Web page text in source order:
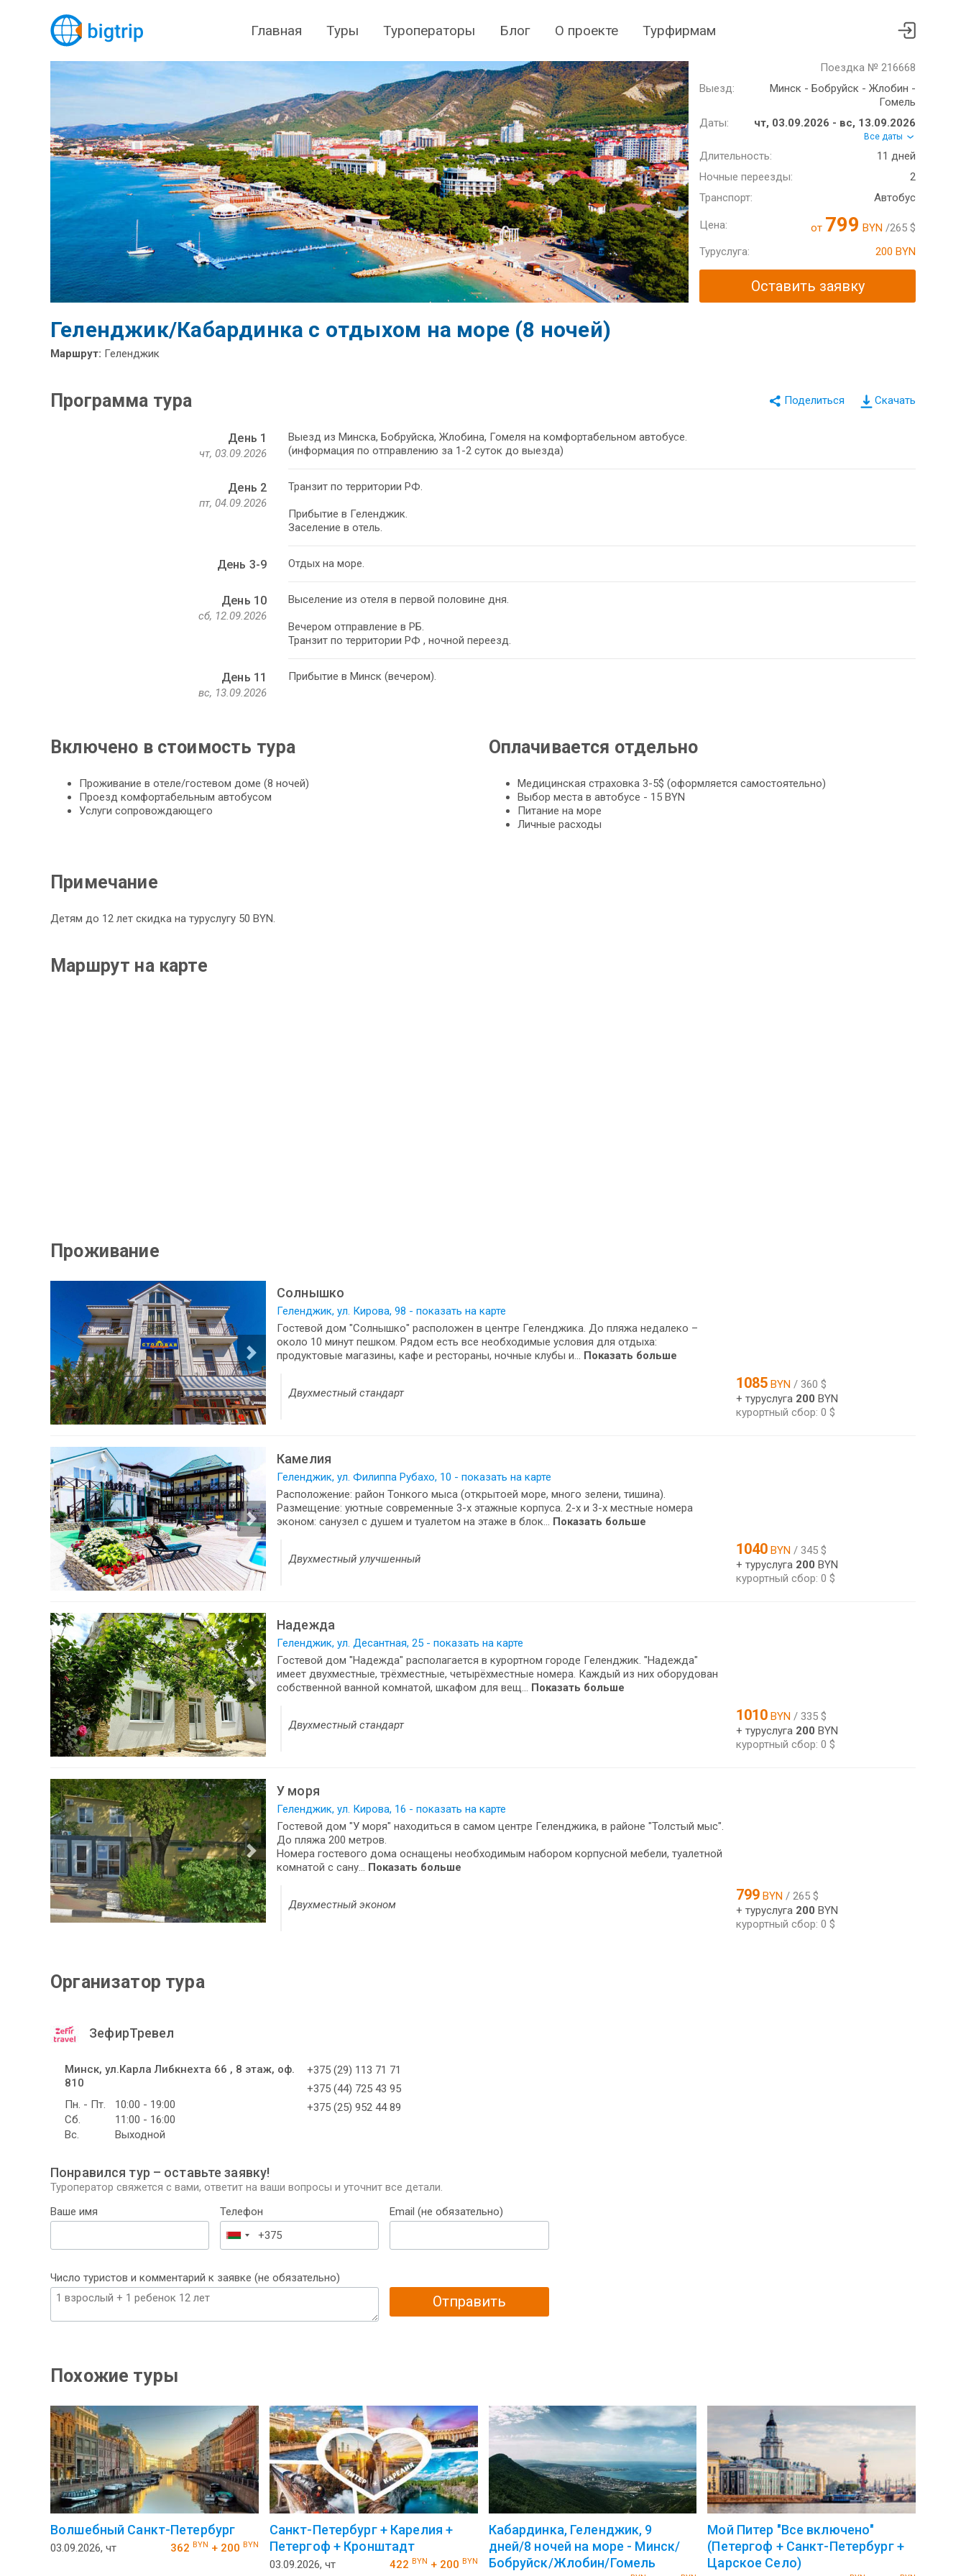
Главная Туры Туроператоры Блог О проекте Турфирмам
Поездка № 216668
Выезд:
Минск - Бобруйск - Жлобин -
Гомель
Даты:
чт, 03.09.2026 - вс, 13.09.2026
Все даты
Длительность:
11 дней
Ночные переезды:
2
Транспорт:
Автобус
Цена: от 799 BYN /265 $
Туруслуга:
200 BYN
Оставить заявку
Геленджик/Кабардинка с отдыхом на море (8 ночей)
Маршрут: Геленджик
Скачать
Программа тура
День 1
чт, 03.09.2026
Выезд из Минска, Бобруйска, Жлобина, Гомеля на комфортабельном автобусе.
(информация по отправлению за 1-2 суток до выезда)
День 2
пт, 04.09.2026
Транзит по территории РФ.
Прибытие в Геленджик.
Заселение в отель.
День 3-9 Отдых на море.
День 10
сб, 12.09.2026
Выселение из отеля в первой половине дня.
Вечером отправление в РБ.
Транзит по территории РФ , ночной переезд.
День 11
вс, 13.09.2026
Прибытие в Минск (вечером).
Включено в стоимость тура
Проживание в отеле/гостевом доме (8 ночей)
Проезд комфортабельным автобусом
Услуги сопровождающего
Оплачивается отдельно
Медицинская страховка 3-5$ (оформляется самостоятельно)
Выбор места в автобусе - 15 BYN
Питание на море
Личные расходы
Примечание
Детям до 12 лет скидка на туруслугу 50 BYN.
Маршрут на карте
Проживание
Солнышко
Геленджик, ул. Кирова, 98 - показать на карте
Гостевой дом "Солнышко" расположен в центре Геленджика. До пляжа недалеко –
около 10 минут пешком. Рядом есть все необходимые условия для отдыха:
продуктовые магазины, кафе и рестораны, ночные клубы и... Показать больше
Двухместный стандарт
1085 BYN / 360 $
+ туруслуга 200 BYN
курортный сбор: 0 $
Камелия
Геленджик, ул. Филиппа Рубахо, 10 - показать на карте
Расположение: район Тонкого мыса (открытоей море, много зелени, тишина).
Размещение: уютные современные 3-х этажные корпуса. 2-х и 3-х местные номера
эконом: санузел с душем и туалетом на этаже в блок... Показать больше
Двухместный улучшенный
1040 BYN / 345 $
+ туруслуга 200 BYN
курортный сбор: 0 $
Надежда
Геленджик, ул. Десантная, 25 - показать на карте
Гостевой дом "Надежда" располагается в курортном городе Геленджик. "Надежда"
имеет двухместные, трёхместные, четырёхместные номера. Каждый из них оборудован
собственной ванной комнатой, шкафом для вещ... Показать больше
Двухместный стандарт
1010 BYN / 335 $
+ туруслуга 200 BYN
курортный сбор: 0 $
У моря
Геленджик, ул. Кирова, 16 - показать на карте
Гостевой дом "У моря" находиться в самом центре Геленджика, в районе "Толстый мыс".
До пляжа 200 метров.
Номера гостевого дома оснащены необходимым набором корпусной мебели, туалетной
комнатой с сану... Показать больше
Двухместный эконом
799 BYN / 265 $
+ туруслуга 200 BYN
курортный сбор: 0 $
Организатор тура
ЗефирТревел
Минск, ул.Карла Либкнехта 66 , 8 этаж, оф.
810
Пн. - Пт.
10:00 - 19:00
Сб.
11:00 - 16:00
Вс.
Выходной
+375 (29) 113 71 71
+375 (44) 725 43 95
+375 (25) 952 44 89
Понравился тур – оставьте заявку!
Туроператор свяжется с вами, ответит на ваши вопросы и уточнит все детали.
Ваше имя
Телефон
Беларусь
+375
Email (не обязательно)
Число туристов и комментарий к заявке (не обязательно)
Отправить
Похожие туры
Волшебный Санкт-Петербург
03.09.2026, чт 362 BYN + 200 BYN
Санкт-Петербург + Карелия +
Петергоф + Кронштадт
03.09.2026, чт 422 BYN + 200 BYN
Кабардинка, Геленджик, 9
дней/8 ночей на море - Минск/
Бобруйск/Жлобин/Гомель
Мой Питер "Все включено"
(Петергоф + Санкт-Петербург +
Царское Село)